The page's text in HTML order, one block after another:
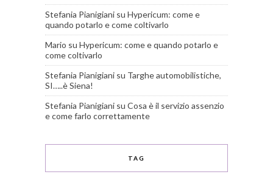
Stefania Pianigiani su Hypericum: come e
quando potarlo e come coltivarlo
Mario su Hypericum: come e quando potarlo e
come coltivarlo
Stefania Pianigiani su Targhe automobilistiche,
SI…..è Siena!
Stefania Pianigiani su Cosa è il servizio assenzio
e come farlo correttamente
TAG